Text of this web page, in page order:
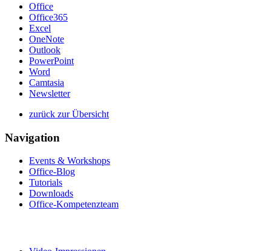
Office
Office365
Excel
OneNote
Outlook
PowerPoint
Word
Camtasia
Newsletter
zurück zur Übersicht
Navigation
Events & Workshops
Office-Blog
Tutorials
Downloads
Office-Kompetenzteam